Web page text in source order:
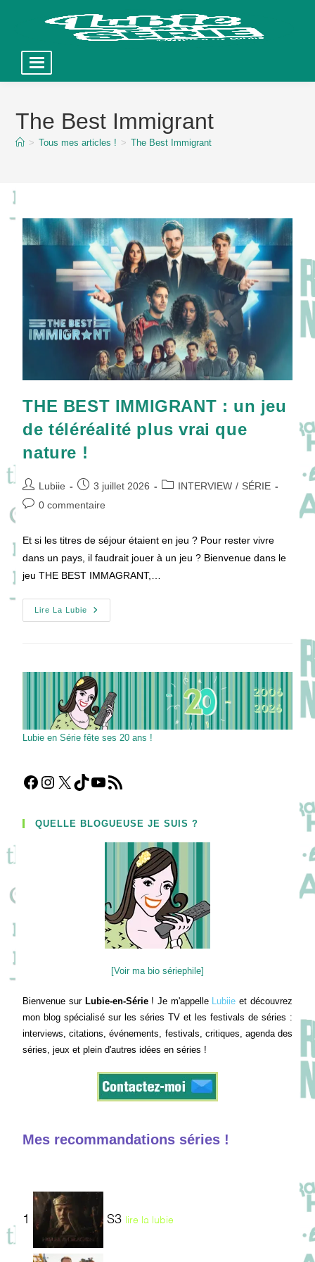
The Best Immigrant
> Tous mes articles ! > The Best Immigrant
THE BEST IMMIGRANT : un jeu
de téléréalité plus vrai que
nature !
Auteur/autrice
de
Lubiie
Publication
publiée :
3 juillet 2026
PostINTERVIEW / SÉRIE
Commentaires
0 commentaire
Et si les titres de séjour étaient en jeu ? Pour rester vivre
dans un pays, il faudrait jouer à un jeu ? Bienvenue dans le
jeu THE BEST IMMAGRANT,…
Lire La Lubie
THE
BEST
De
Téléréalité
Plus
Vrai
Que
Nature
!
Lubie en Série fête ses 20 ans !
Facebook
Instagram
X TikTokYouTube
Flux RSS
QUELLE BLOGUEUSE JE SUIS ?
[Voir ma bio sériephile]
Bienvenue sur Lubie-en-Série! Je m'appelle Lubiie et découvrez
mon blog spécialisé sur les séries TV et les festivals de séries :
interviews, citations, événements, festivals, critiques, agenda des
séries, jeux et plein d'autres idées en séries !
Mes recommandations séries !
1 S3 lire la lubie